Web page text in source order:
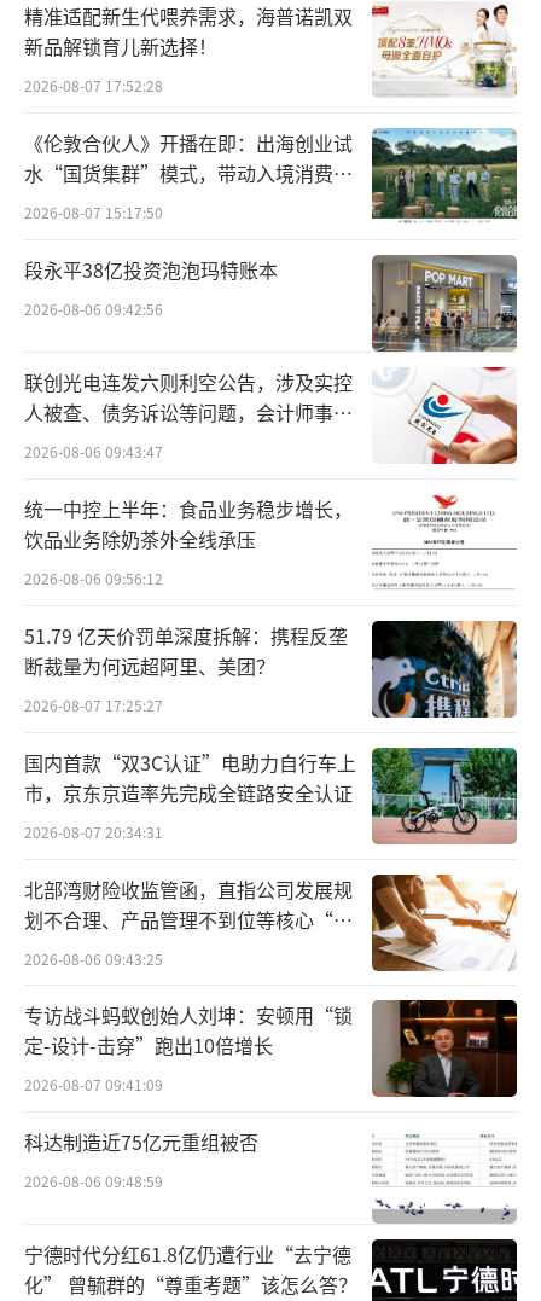
针对此事，5月31日，山姆官方客服回应元
新闻称，“已记录，将反馈至相关部门。”
此前，黑龙江省市场监督管理局发布《关
于食品安全监督抽检信息的通告》，称知名肉
制品企业双汇旗下的一家合资子公司的猪肉被
检出“抗生素超标37.5倍”。
通报称，本次不合格样品为望奎双汇北大
荒食品有限公司生产的“猪后鞧肉”，产品生
产日期为2025年8月27日，取样于黑龙江比邻
检测数据显示，该批次产品检出的不合格
项目为林可霉素，检验结果达每千克7700微
克。国家标准规定最大残留限量为每千克200微
克，超标幅度达37.5倍。
5月28日，河南双汇投资发展股份有限公司
通过官方公众号“双汇微资讯”发布致歉声
明。
精准适配新生代喂养需求，海普诺凯双
新品解锁育儿新选择！
2026-08-07 17:52:28
《伦敦合伙人》开播在即：出海创业试
水“国货集群”模式，带动入境消费反
向种草
2026-08-07 15:17:50
段永平38亿投资泡泡玛特账本
2026-08-06 09:42:56
联创光电连发六则利空公告，涉及实控
人被查、债务诉讼等问题，会计师事务
所曾出具“保留意见”
2026-08-06 09:43:47
统一中控上半年：食品业务稳步增长，
饮品业务除奶茶外全线承压
2026-08-06 09:56:12
51.79 亿天价罚单深度拆解：携程反垄
断裁量为何远超阿里、美团？
2026-08-07 17:25:27
国内首款“双3C认证”电助力自行车上
市，京东京造率先完成全链路安全认证
2026-08-07 20:34:31
北部湾财险收监管函，直指公司发展规
划不合理、产品管理不到位等核心“痛
点”
2026-08-06 09:43:25
专访战斗蚂蚁创始人刘坤：安顿用“锁
定-设计-击穿”跑出10倍增长
2026-08-07 09:41:09
科达制造近75亿元重组被否
2026-08-06 09:48:59
宁德时代分红61.8亿仍遭行业“去宁德
化” 曾毓群的“尊重考题”该怎么答？